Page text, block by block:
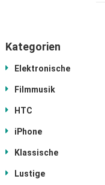
Kategorien
Elektronische
Filmmusik
HTC
iPhone
Klassische
Lustige